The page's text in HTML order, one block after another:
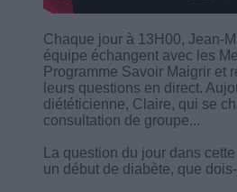
Chaque jour à 13H00, Jean-
équipe échangent avec les
Programme Savoir Maigrir et
leurs questions en direct.
diététicienne, Claire, qui se
consultation de groupe...
La question du jour dans
un début de diabète, que